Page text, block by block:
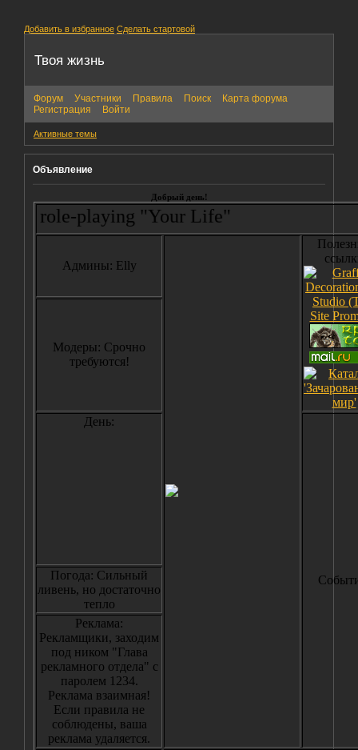
Добавить в избранное Сделать стартовой
Твоя жизнь
Форум Участники Правила Поиск
Карта форума
Регистрация
Войти
Активные темы
Объявление
Добрый день!
role-playing "Your Life"
Админы: Elly
Модеры: Срочно
требуются!
День:
Погода: Сильный
ливень, но достаточно
тепло
Реклама:
Рекламщики, заходим
под ником "Глава
рекламного отдела" с
паролем 1234.
Реклама взаимная!
Если правила не
соблюдены, ваша
реклама удаляется.